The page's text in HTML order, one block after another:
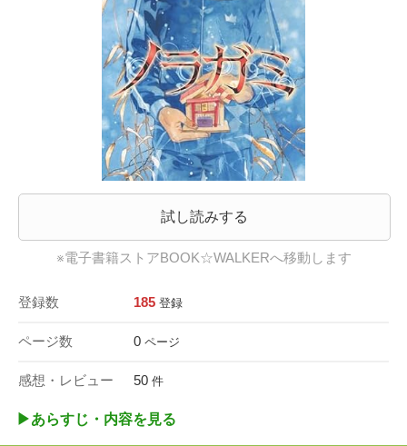
試し読みする
※電子書籍ストアBOOK☆WALKERへ移動します
登録数 185 登録
ページ数 0 ページ
感想・レビュー 50 件
▶︎あらすじ・内容を見る